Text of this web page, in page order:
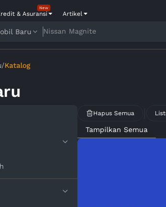
& Asuransi
New
Artikel
Baru Nissan Magnite
/Katalog
Hapus Semua
Tampilkan Semua